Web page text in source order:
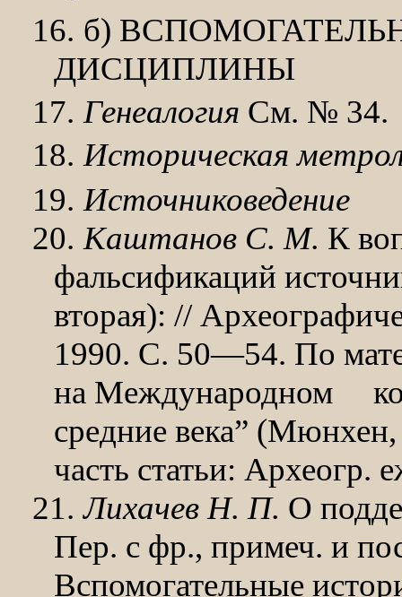
16. б)
ДИСЦИПЛИНЫ
17. Генеалогия См. № 34.
18. Историческая
19. Источниковедение
20. Каштанов С. М. К
фальсификаций
вторая): //
1990. С. 50—54. По
на Международном
средние века”
часть статьи: Археогр.
21. Лихачев Н. П. О
Пер. с фр., примеч. и
Вспомогательные